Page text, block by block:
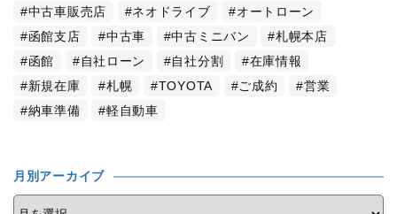
中古車販売店
ネオドライブ
オートローン
函館支店
中古車 中古ミニバン
札幌本店
函館
自社ローン 自社分割
在庫情報
新規在庫
札幌 TOYOTA ご成約
営業
納車準備
軽自動車
月別アーカイブ